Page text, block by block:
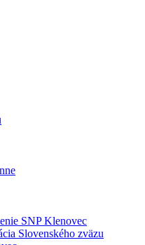
SNP Klenovec
Slovenského zväzu